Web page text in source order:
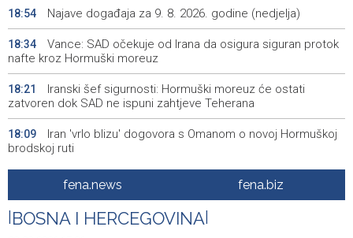
18:54 Najave događaja za 9. 8. 2026. godine (nedjelja)
18:34
Vance: SAD očekuje od Irana da osigura siguran protok
nafte kroz Hormuški moreuz
18:21
Iranski šef sigurnosti: Hormuški moreuz će ostati
zatvoren dok SAD ne ispuni zahtjeve Teherana
18:09
Iran 'vrlo blizu' dogovora s Omanom o novoj Hormuškoj
brodskoj ruti
Koncertom Marije Šerifović večeras se zatvara
manifestacija 'Dani dijaspore Travnik 2026'
17:26
Kod mosta Brčko - Gunja pronađene kosti, vještaci
fena.news fena.biz
BOSNA I HERCEGOVINA